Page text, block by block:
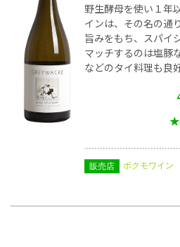
野生酵母を使い１年
インは、その名の通
旨みをもち、スパイ
マッチするのは塩豚
などのタイ料理も良
販売店 ボクモワイン